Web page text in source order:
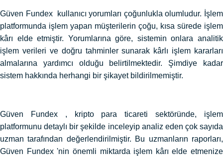
Güven Fundex kullanıcı yorumları çoğunlukla olumludur. İşlem
platformunda işlem yapan müşterilerin çoğu, kısa sürede işlem
kârı elde etmiştir. Yorumlarına göre, sistemin onlara analitik
işlem verileri ve doğru tahminler sunarak kârlı işlem kararları
almalarına yardımcı olduğu belirtilmektedir. Şimdiye kadar
sistem hakkında herhangi bir şikayet bildirilmemiştir.
Güven Fundex , kripto para ticareti sektöründe, işlem
platformunu detaylı bir şekilde inceleyip analiz eden çok sayıda
uzman tarafından değerlendirilmiştir. Bu uzmanların raporları,
Güven Fundex 'nin önemli miktarda işlem kârı elde etmenize